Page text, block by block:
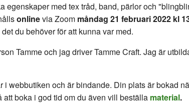
egenskaper med tex tråd, band, pärlor och
onlinevia Zoom måndag 21 februari 2022 kl
du behöver för att kunna var med.
Tamme och jag driver Tamme Craft. Jag är
i webbutiken och är bindande. Din plats är bokad
boka i god tid om du även vill beställa material.